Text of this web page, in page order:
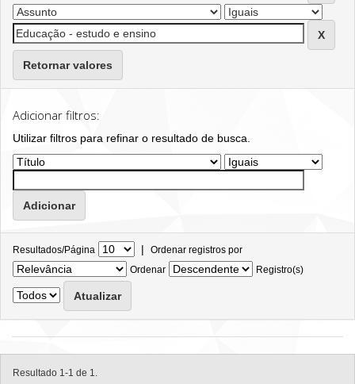
Retornar valores
Adicionar filtros:
Utilizar filtros para refinar o resultado de busca.
Resultados/Página | Ordenar registros por
Ordenar
Registro(s)
Resultado 1-1 de 1.